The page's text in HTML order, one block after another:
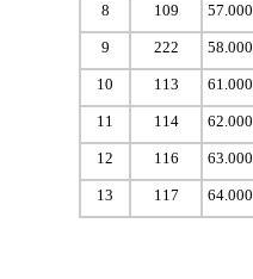
8
109 57.000
9
222 58.000
10
113 61.000
11
114 62.000
12
116 63.000
13
117 64.000